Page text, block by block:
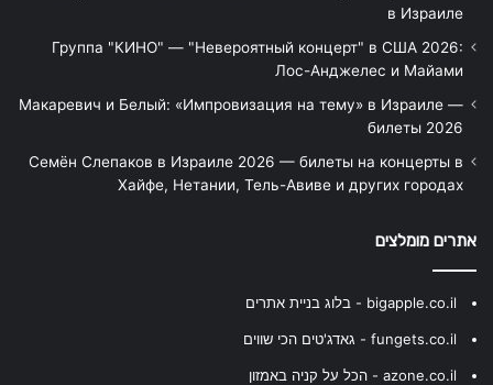
в Израиле
Группа "КИНО" — "Невероятный концерт" в США 2026:
Лос-Анджелес и Майами
Макаревич и Белый: «Импровизация на тему» в Израиле —
билеты 2026
Семён Слепаков в Израиле 2026 — билеты на концерты в
Хайфе, Нетании, Тель-Авиве и других городах
אתרים מומלצים
bigapple.co.il - בלוג בניית אתרים
fungets.co.il - גאדג'טים הכי שווים
azone.co.il - הכל על קניה באמזון